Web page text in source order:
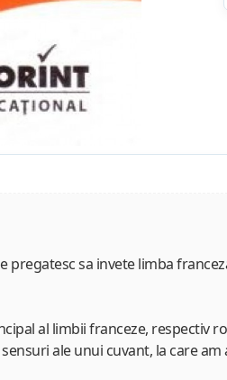
sa invete limba
al limbii franceze, respectiv
ale unui cuvant, la care